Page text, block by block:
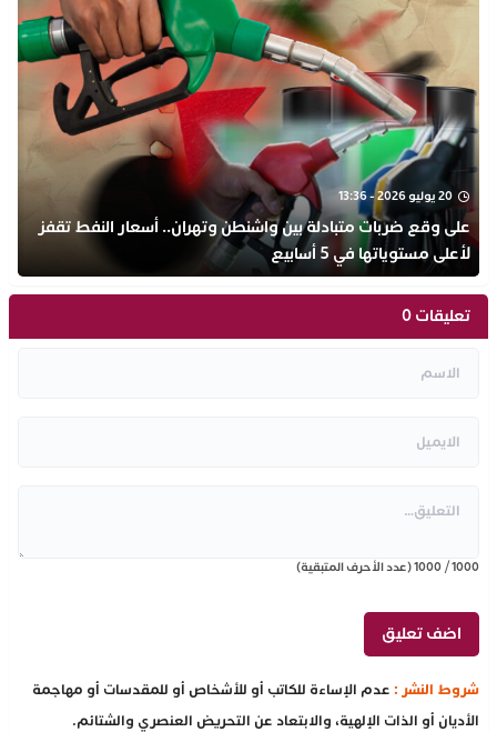
20 يوليو 2026 - 13:36
على وقع ضربات متبادلة بين واشنطن وتهران.. أسعار النفط تقفز
لأعلى مستوياتها في 5 أسابيع
تعليقات 0
1000
/
1000(عدد الأحرف المتبقية)
شروط النشر : عدم الإساءة للكاتب أو للأشخاص أو للمقدسات أو مهاجمة
الأديان أو الذات الإلهية، والابتعاد عن التحريض العنصري والشتائم.